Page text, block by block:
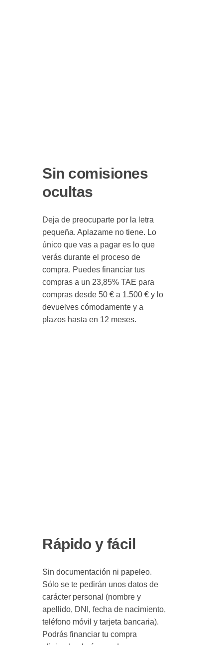
Sin comisiones
ocultas
Deja de preocuparte por la letra
pequeña. Aplazame no tiene. Lo
único que vas a pagar es lo que
verás durante el proceso de
compra. Puedes financiar tus
compras a un 23,85% TAE para
compras desde 50 € a 1.500 € y lo
devuelves cómodamente y a
plazos hasta en 12 meses.
Rápido y fácil
Sin documentación ni papeleo.
Sólo se te pedirán unos datos de
carácter personal (nombre y
apellido, DNI, fecha de nacimiento,
teléfono móvil y tarjeta bancaria).
Podrás financiar tu compra